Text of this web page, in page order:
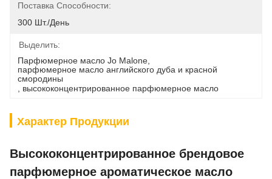
Поставка Способности:
300 Шт./день
Выделить:
Парфюмерное масло Jo Malone
парфюмерное масло английского дуба и красной
смородины
высококонцентрированное парфюмерное масло
Характер Продукции
Высококонцентрированное брендовое
парфюмерное ароматическое масло